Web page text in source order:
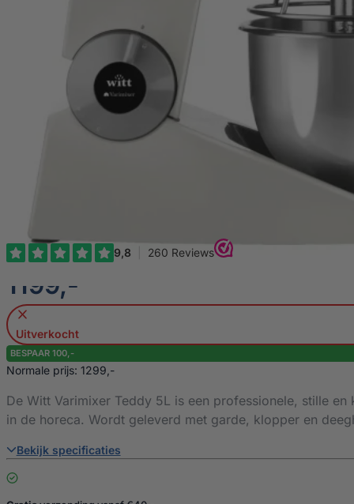
Witt Varimixer Teddy 5L –
€1199,-
Uitverkocht
BESPAAR 100,-
Normale prijs: 1299,-
De Witt Varimixer Teddy 5L is een professionele, stille
in de horeca. Wordt geleverd met garde, klopper en
Bekijk specificaties